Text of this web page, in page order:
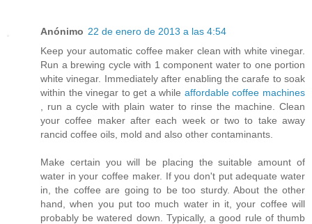
Anónimo 22 de enero de 2013 a las 4:54
Keep your automatic coffee maker clean with white vinegar.
Run a brewing cycle with 1 component water to one portion
white vinegar. Immediately after enabling the carafe to soak
within the vinegar to get a while affordable coffee machines
, run a cycle with plain water to rinse the machine. Clean
your coffee maker after each week or two to take away
rancid coffee oils, mold and also other contaminants.
Make certain you will be placing the suitable amount of
water in your coffee maker. If you don't put adequate water
in, the coffee are going to be too sturdy. About the other
hand, when you put too much water in it, your coffee will
probably be watered down. Typically, a good rule of thumb